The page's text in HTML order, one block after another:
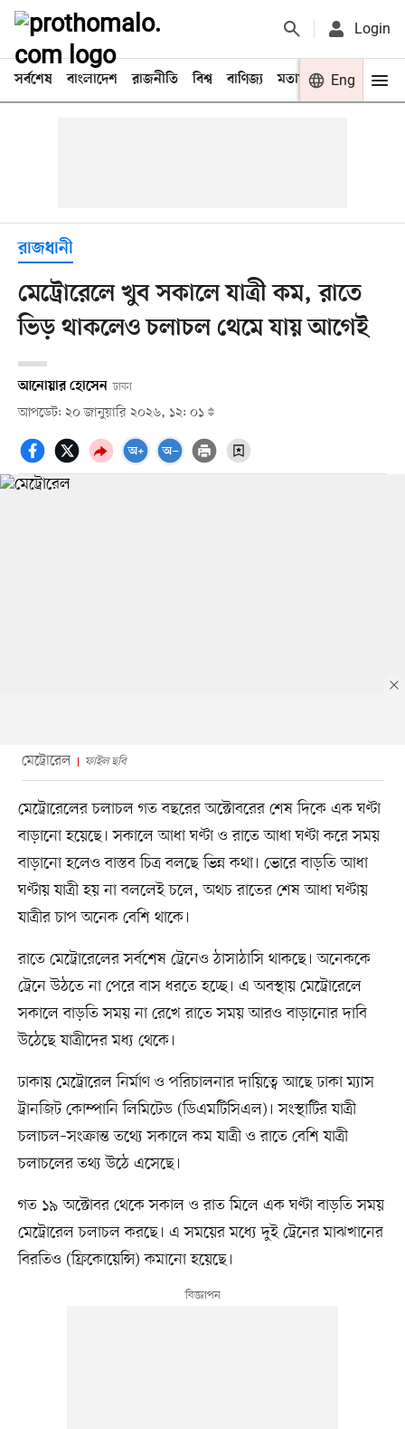
Login
সর্বশেষ বাংলাদেশ রাজনীতি বিশ্ব বাণিজ্য মতামত খেলা
Eng
রাজধানী
মেট্রােরেলে খুব সকালে যাত্রী কম, রাতে
ভিড় থাকলেও চলাচল থেমে যায় আগেই
আনোয়ার হোসেন ঢাকা
আপডেট: ২০ জানুয়ারি ২০২৬, ১২: ০১
মেট্রোরেল ফাইল ছবি
মেট্রোরেলের চলাচল গত বছরের অক্টোবরের শেষ দিকে এক ঘণ্টা
বাড়ানো হয়েছে। সকালে আধা ঘণ্টা ও রাতে আধা ঘণ্টা করে সময়
বাড়ানো হলেও বাস্তব চিত্র বলছে ভিন্ন কথা। ভোরে বাড়তি আধা
ঘণ্টায় যাত্রী হয় না বললেই চলে, অথচ রাতের শেষ আধা ঘণ্টায়
যাত্রীর চাপ অনেক বেশি থাকে।
রাতে মেট্রোরেলের সর্বশেষ ট্রেনেও ঠাসাঠাসি থাকছে। অনেককে
ট্রেনে উঠতে না পেরে বাস ধরতে হচ্ছে। এ অবস্থায় মেট্রোরেলে
সকালে বাড়তি সময় না রেখে রাতে সময় আরও বাড়ানোর দাবি
উঠেছে যাত্রীদের মধ্য থেকে।
ঢাকায় মেট্রোরেল নির্মাণ ও পরিচালনার দায়িত্বে আছে ঢাকা ম্যাস
ট্রানজিট কোম্পানি লিমিটেড (ডিএমটিসিএল)। সংস্থাটির যাত্রী
চলাচল–সংক্রান্ত তথ্যে সকালে কম যাত্রী ও রাতে বেশি যাত্রী
চলাচলের তথ্য উঠে এসেছে।
গত ১৯ অক্টোবর থেকে সকাল ও রাত মিলে এক ঘণ্টা বাড়তি সময়
মেট্রোরেল চলাচল করছে। এ সময়ের মধ্যে দুই ট্রেনের মাঝখানের
বিরতিও (ফ্রিকোয়েন্সি) কমানো হয়েছে।